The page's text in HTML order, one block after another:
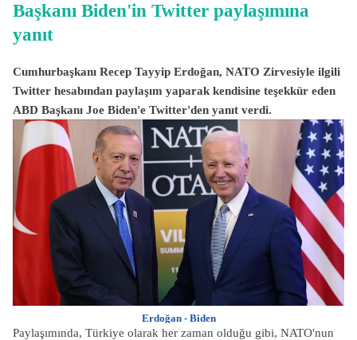
Başkanı Biden'in Twitter paylaşımına
yanıt
Cumhurbaşkanı Recep Tayyip Erdoğan, NATO Zirvesiyle ilgili
Twitter hesabından paylaşım yaparak kendisine teşekkür eden
ABD Başkanı Joe Biden'e Twitter'den yanıt verdi.
Erdoğan - Biden
Paylaşımında, Türkiye olarak her zaman olduğu gibi, NATO'nun